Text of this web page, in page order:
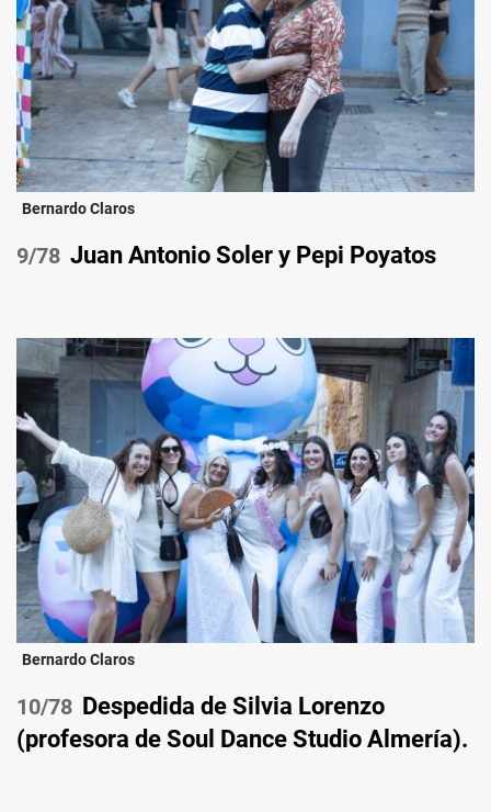
Bernardo Claros
/78 Juan Antonio Soler y Pepi Poyatos
Bernardo Claros
/78 Despedida de Silvia Lorenzo
(profesora de Soul Dance Studio Almería).